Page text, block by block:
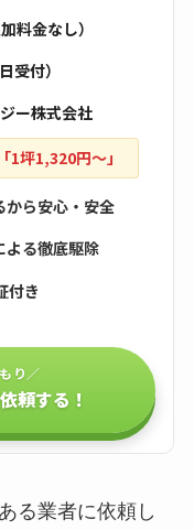
料金なし）
受付）
ー株式会社
1坪1,320円〜」
から安心・安全
よる徹底駆除
付き
り／
頼する！
る業者に依頼し